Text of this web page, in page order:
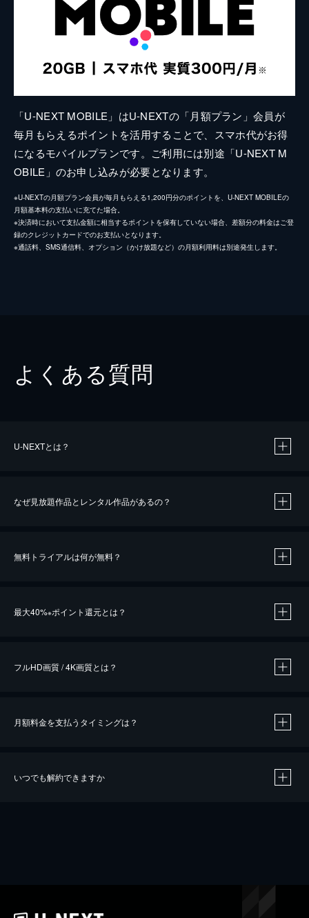
「U-NEXT MOBILE」はU-NEXTの「月額プラン」会員が
毎月もらえるポイントを活用することで、スマホ代がお得
になるモバイルプランです。ご利用には別途「U-NEXT M
OBILE」のお申し込みが必要となります。
※U-NEXTの月額プラン会員が毎月もらえる1,200円分のポイントを、U-NEXT MOBILEの
月額基本料の支払いに充てた場合。
※決済時において支払金額に相当するポイントを保有していない場合、差額分の料金はご登
録のクレジットカードでのお支払いとなります。
※通話料、SMS通信料、オプション（かけ放題など）の月額利用料は別途発生します。
よくある質問
U-NEXTとは？
なぜ見放題作品とレンタル作品があるの？
無料トライアルは何が無料？
最大40%※ポイント還元とは？
※40％ポイント還元の対象は、クレジットカード決済による作品の購入 / レンタルです。
iOSアプリのUコイン決済による作品の購入 / レンタルは、20％のポイント還元です。
フルHD画質 / 4K画質とは？
月額料金を支払うタイミングは？
いつでも解約できますか